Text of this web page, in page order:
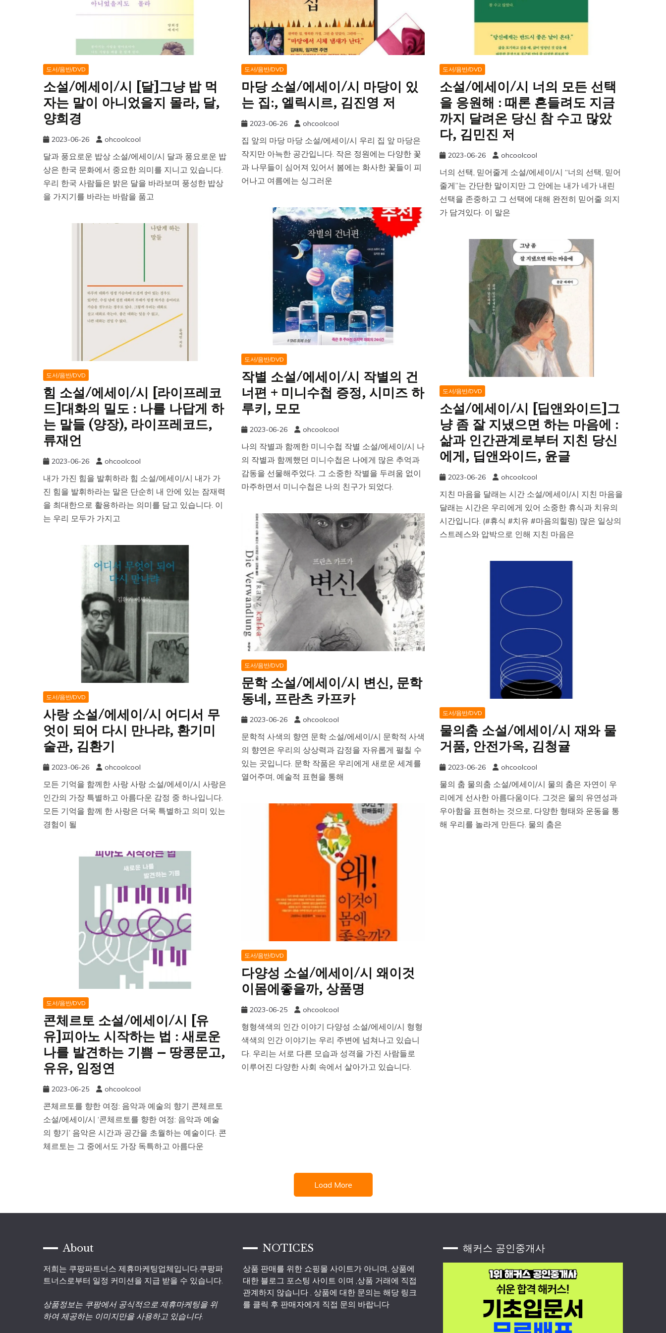
도서/음반/DVD
소설/에세이/시 [달]그냥 밥 먹
자는 말이 아니었을지 몰라, 달,
양희경
2023-06-26 ohcoolcool
달과 풍요로운 밥상 소설/에세이/시 달과 풍요로운 밥
상은 한국 문화에서 중요한 의미를 지니고 있습니다.
우리 한국 사람들은 밝은 달을 바라보며 풍성한 밥상
을 가지기를 바라는 바람을 품고
도서/음반/DVD
마당 소설/에세이/시 마당이 있
는 집:, 엘릭시르, 김진영 저
2023-06-26 ohcoolcool
집 앞의 마당 마당 소설/에세이/시 우리 집 앞 마당은
작지만 아늑한 공간입니다. 작은 정원에는 다양한 꽃
과 나무들이 심어져 있어서 봄에는 화사한 꽃들이 피
어나고 여름에는 싱그러운
도서/음반/DVD
소설/에세이/시 너의 모든 선택
을 응원해 : 때론 흔들려도 지금
까지 달려온 당신 참 수고 많았
다, 김민진 저
2023-06-26 ohcoolcool
너의 선택, 믿어줄게 소설/에세이/시 “너의 선택, 믿어
줄게”는 간단한 말이지만 그 안에는 내가 네가 내린
선택을 존중하고 그 선택에 대해 완전히 믿어줄 의지
가 담겨있다. 이 말은
도서/음반/DVD
작별 소설/에세이/시 작별의 건
너편 + 미니수첩 증정, 시미즈 하
루키, 모모
2023-06-26 ohcoolcool
나의 작별과 함께한 미니수첩 작별 소설/에세이/시 나
의 작별과 함께했던 미니수첩은 나에게 많은 추억과
감동을 선물해주었다. 그 소중한 작별을 두려움 없이
마주하면서 미니수첩은 나의 친구가 되었다.
도서/음반/DVD
힘 소설/에세이/시 [라이프레코
드]대화의 밀도 : 나를 나답게 하
는 말들 (양장), 라이프레코드,
류재언
2023-06-26 ohcoolcool
내가 가진 힘을 발휘하라 힘 소설/에세이/시 내가 가
진 힘을 발휘하라는 말은 단순히 내 안에 있는 잠재력
을 최대한으로 활용하라는 의미를 담고 있습니다. 이
는 우리 모두가 가지고
도서/음반/DVD
소설/에세이/시 [딥앤와이드]그
냥 좀 잘 지냈으면 하는 마음에 :
삶과 인간관계로부터 지친 당신
에게, 딥앤와이드, 윤글
2023-06-26 ohcoolcool
지친 마음을 달래는 시간 소설/에세이/시 지친 마음을
달래는 시간은 우리에게 있어 소중한 휴식과 치유의
시간입니다. (#휴식 #치유 #마음의힐링) 많은 일상의
스트레스와 압박으로 인해 지친 마음은
도서/음반/DVD
문학 소설/에세이/시 변신, 문학
동네, 프란츠 카프카
2023-06-26 ohcoolcool
문학적 사색의 향연 문학 소설/에세이/시 문학적 사색
의 향연은 우리의 상상력과 감정을 자유롭게 펼칠 수
있는 곳입니다. 문학 작품은 우리에게 새로운 세계를
열어주며, 예술적 표현을 통해
도서/음반/DVD
사랑 소설/에세이/시 어디서 무
엇이 되어 다시 만나랴, 환기미
술관, 김환기
2023-06-26 ohcoolcool
모든 기억을 함께한 사랑 사랑 소설/에세이/시 사랑은
인간의 가장 특별하고 아름다운 감정 중 하나입니다.
모든 기억을 함께 한 사랑은 더욱 특별하고 의미 있는
경험이 될
도서/음반/DVD
물의춤 소설/에세이/시 재와 물
거품, 안전가옥, 김청귤
2023-06-26 ohcoolcool
물의 춤 물의춤 소설/에세이/시 물의 춤은 자연이 우
리에게 선사한 아름다움이다. 그것은 물의 유연성과
우아함을 표현하는 것으로, 다양한 형태와 운동을 통
해 우리를 놀라게 만든다. 물의 춤은
도서/음반/DVD
다양성 소설/에세이/시 왜이것
이몸에좋을까, 상품명
2023-06-25 ohcoolcool
형형색색의 인간 이야기 다양성 소설/에세이/시 형형
색색의 인간 이야기는 우리 주변에 넘쳐나고 있습니
다. 우리는 서로 다른 모습과 성격을 가진 사람들로
이루어진 다양한 사회 속에서 살아가고 있습니다.
도서/음반/DVD
콘체르토 소설/에세이/시 [유
유]피아노 시작하는 법 : 새로운
나를 발견하는 기쁨 – 땅콩문고,
유유, 임정연
2023-06-25 ohcoolcool
콘체르토를 향한 여정: 음악과 예술의 향기 콘체르토
소설/에세이/시 ‘콘체르토를 향한 여정: 음악과 예술
의 향기’ 음악은 시간과 공간을 초월하는 예술이다. 콘
체르토는 그 중에서도 가장 독특하고 아름다운
Load More
About
저희는 쿠팡파트너스 제휴마케팅업체입니다.쿠팡파
트너스로부터 일정 커미션을 지급 받을 수 있습니다.
상품정보는 쿠팡에서 공식적으로 제휴마케팅을 위
하여 제공하는 이미지만을 사용하고 있습니다.
NOTICES
상품 판매를 위한 쇼핑몰 사이트가 아니며, 상품에
대한 블로그 포스팅 사이트 이며 ,상품 거래에 직접
관계하지 않습니다 . 상품에 대한 문의는 해당 링크
를 클릭 후 판매자에게 직접 문의 바랍니다
해커스 공인중개사